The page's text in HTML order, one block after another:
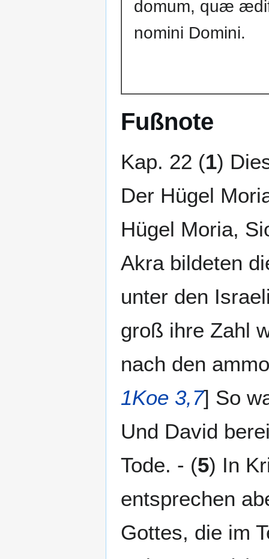
domum, quæ
nomini Domini.
Fußnote
Kap. 22 (1)
Der Hügel
Hügel Moria,
Akra bildeten
unter den
groß ihre Zahl
nach den
1Koe 3,7] So
Und David
Tode. - (5) In
entsprechen
Gottes, die im